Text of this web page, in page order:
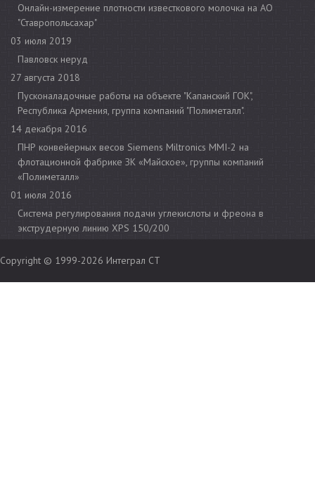
Онлайн-измерение плотности известкового молочка на АО
"Ставропольсахар"
03 июля 2019
Павловск неруд
27 августа 2018
Пусконаладочные работы на объекте "Капанский ГОК",
Республика Армения, группа компаний "Полиметалл".
14 декабря 2016
ПНР конвейерных весов Siemens Miltronics MMI-2 на
флотационной фабрике ЗК «Майское», группы компаний
«Полиметалл»
01 июля 2016
Cистема регулирования подачи углекислоты и фреона в
экструдерную линию XPS 150/200
Copyright © 1999-2026 Интеграл СТ